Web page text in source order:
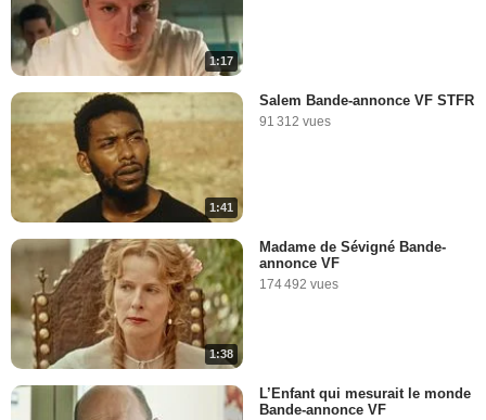
1:17
1:41
Salem Bande-annonce VF STFR
91 312 vues
1:38
Madame de Sévigné Bande-
annonce VF
174 492 vues
L’Enfant qui mesurait le monde
Bande-annonce VF